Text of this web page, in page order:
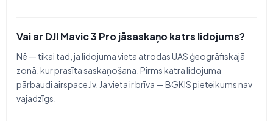
Vai ar DJI Mavic 3 Pro jāsaskaņo katrs lidojums?
Nē — tikai tad, ja lidojuma vieta atrodas UAS ģeogrāfiskajā
zonā, kur prasīta saskaņošana. Pirms katra lidojuma
pārbaudi airspace.lv. Ja vieta ir brīva — BGKIS pieteikums nav
vajadzīgs.